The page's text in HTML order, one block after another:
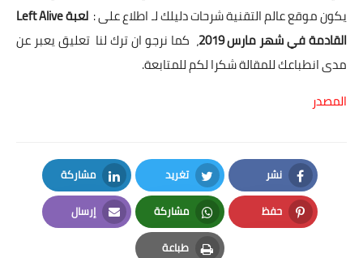
يكون موقع عالم التقنية شرحات دليلك لـ اطلاع على :
لعبة Left Alive
القادمة في شهر مارس 2019
، كما نرجو ان ترك لنا تعليق يعبر عن
مدى انطباعك للمقالة شكرا لكم للمتابعة.
المصدر
نشر
Facebook
تغريد
Twitter
مشاركة
LinkedIn
حفظ
Pinterest
مشاركة
Whatsapp
إرسال
Email
طباعة